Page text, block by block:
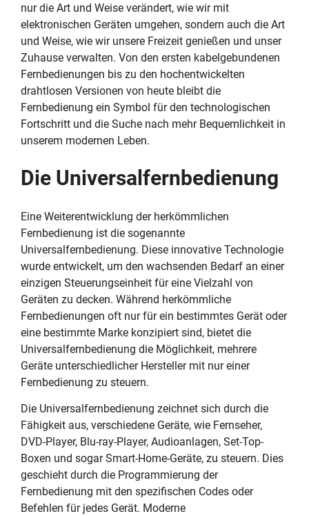
nur die Art und Weise verändert, wie wir mit
elektronischen Geräten umgehen, sondern auch die Art
und Weise, wie wir unsere Freizeit genießen und unser
Zuhause verwalten. Von den ersten kabelgebundenen
Fernbedienungen bis zu den hochentwickelten
drahtlosen Versionen von heute bleibt die
Fernbedienung ein Symbol für den technologischen
Fortschritt und die Suche nach mehr Bequemlichkeit in
unserem modernen Leben.
Die Universalfernbedienung
Eine Weiterentwicklung der herkömmlichen
Fernbedienung ist die sogenannte
Universalfernbedienung. Diese innovative Technologie
wurde entwickelt, um den wachsenden Bedarf an einer
einzigen Steuerungseinheit für eine Vielzahl von
Geräten zu decken. Während herkömmliche
Fernbedienungen oft nur für ein bestimmtes Gerät oder
eine bestimmte Marke konzipiert sind, bietet die
Universalfernbedienung die Möglichkeit, mehrere
Geräte unterschiedlicher Hersteller mit nur einer
Fernbedienung zu steuern.
Die Universalfernbedienung zeichnet sich durch die
Fähigkeit aus, verschiedene Geräte, wie Fernseher,
DVD-Player, Blu-ray-Player, Audioanlagen, Set-Top-
Boxen und sogar Smart-Home-Geräte, zu steuern. Dies
geschieht durch die Programmierung der
Fernbedienung mit den spezifischen Codes oder
Befehlen für jedes Gerät. Moderne